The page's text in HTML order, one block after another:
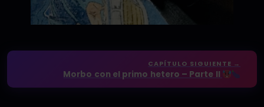
CAPÍTULO SIGUIENTE →
Morbo con el primo hetero – Parte II